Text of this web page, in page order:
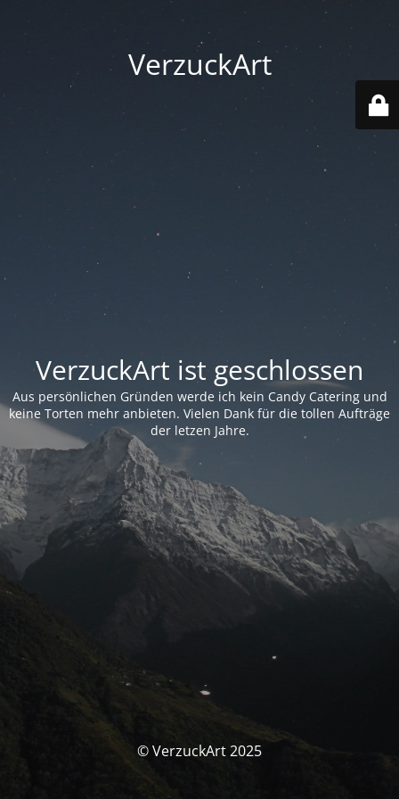
VerzuckArt
VerzuckArt ist geschlossen
Aus persönlichen Gründen werde ich kein Candy Catering und
keine Torten mehr anbieten. Vielen Dank für die tollen Aufträge
der letzen Jahre.
© VerzuckArt 2025